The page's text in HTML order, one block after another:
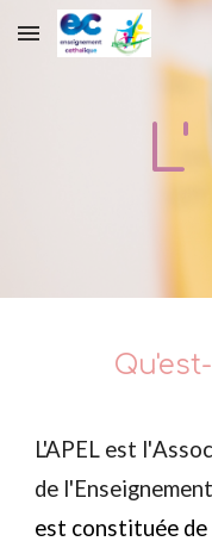
Skip to main content
L'APEL est l'A
de l'Enseignement
est constituée de